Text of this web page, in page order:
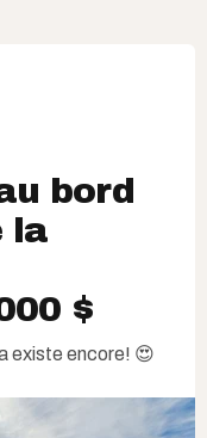
bord
la
$
existe encore! 😍